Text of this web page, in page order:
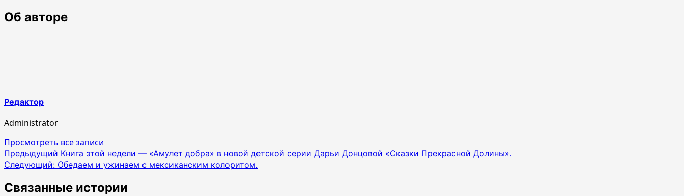
Об авторе
Редактор
Administrator
Просмотреть все записи
Навигация
по
записям
Предыдущий Книга этой недели — «Амулет добра» в новой детской серии Дарьи Донцовой «Сказки Прекрасной Долины».
Следующий: Обедаем и ужинаем с мексиканским колоритом.
Связанные истории